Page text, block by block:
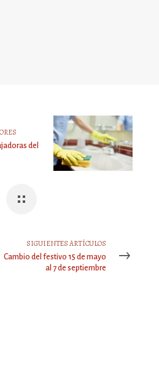
del
SIGUIENTES ARTÍCULOS
Cambio del festivo 15 de mayo
al 7 de septiembre